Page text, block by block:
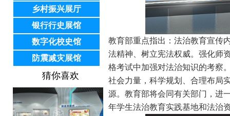
乡村振兴展厅
银行行史展馆
数字化校史馆
防震减灾展馆
猜你喜欢
教育部重点指出：法治教育宣传
法精神、树立宪法权威。强化师
格考试中加强对法治知识的考察
社会力量，科学规划、合理布局
源。教育部将会同有关部门，进
年学生法治教育实践基地和法治